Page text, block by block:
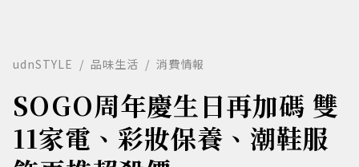
udnSTYLE 品味生活 消費情報
SOGO周年慶生日再加碼 雙
11家電、彩妝保養、潮鞋服